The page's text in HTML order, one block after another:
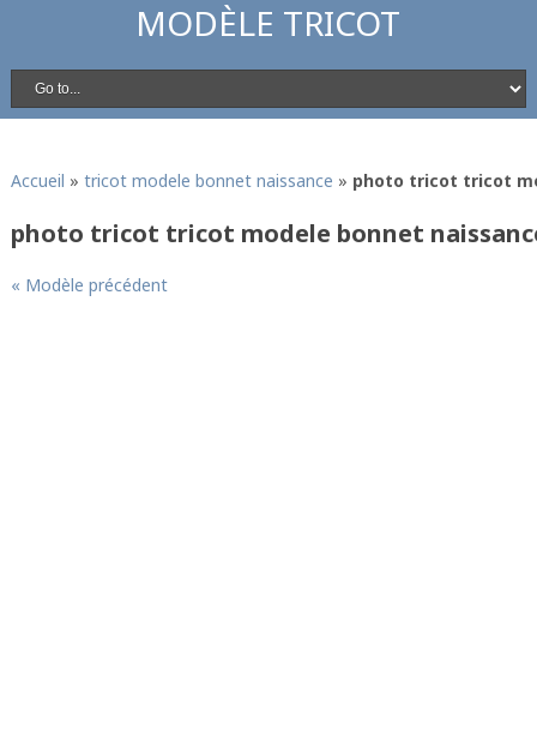
MODÈLE TRICOT
Accueil » tricot modele bonnet naissance » photo tricot tricot
photo tricot tricot modele bonnet
« Modèle précédent